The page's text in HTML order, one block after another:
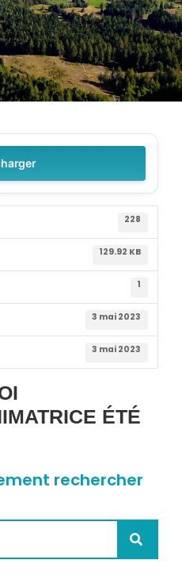
228
129.92 KB
1
3 mai 2023
3 mai 2023
ÉTÉ
rechercher